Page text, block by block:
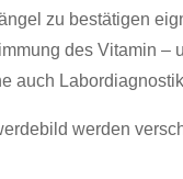
zu bestätigen
des Vitamin –
auch
werden